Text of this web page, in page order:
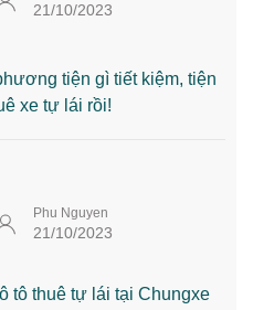
21/10/2023
tiện gì tiết kiệm, tiện
xe tự lái rồi!
Phu Nguyen
21/10/2023
tô thuê tự lái tại Chungxe